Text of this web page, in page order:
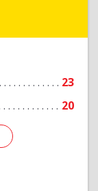
23
20
г,